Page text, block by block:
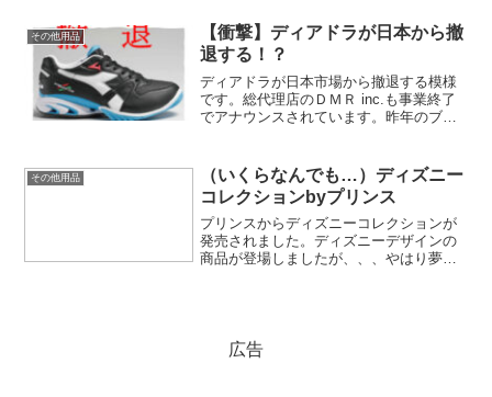
その他用品
【衝撃】ディアドラが日本から撤
退する！？
ディアドラが日本市場から撤退する模様
です。総代理店のＤＭＲ inc.も事業終了
でアナウンスされています。昨年のブリ
その他用品
（いくらなんでも…）ディズニー
コレクションbyプリンス
プリンスからディズニーコレクションが
発売されました。ディズニーデザインの
商品が登場しましたが、、、やはり夢の
広告